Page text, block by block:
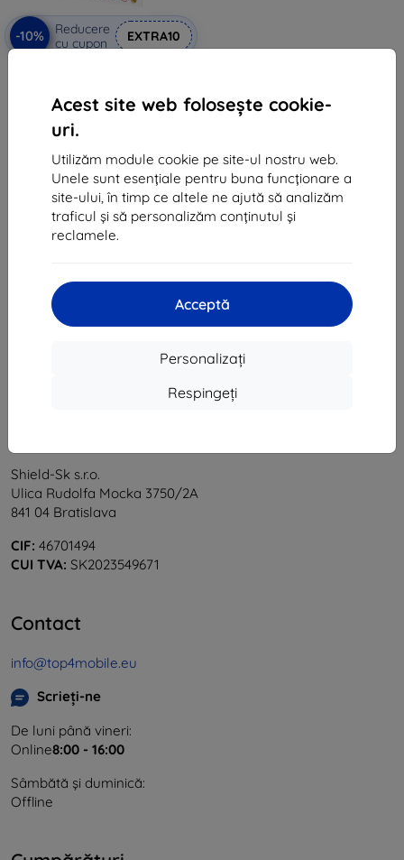
Acest site web folosește cookie-
uri.
Utilizăm module cookie pe site-ul nostru web.
Unele sunt esențiale pentru buna funcționare a
site-ului, în timp ce altele ne ajută să analizăm
traficul și să personalizăm conținutul și
reclamele.
Acceptă
Personalizați
Respingeți
-10%
Reducere
cu cupon
EXTRA10
de 10"
79 lei
71 lei
În stoc > 5 buc
din total
«
Shield-Sk s.r.o.
Ulica Rudolfa Mocka 3750/2A
841 04 Bratislava
CIF: 46701494
CUI TVA: SK2023549671
Contact
info@top4mobile.eu
Scrieți-ne
De luni până vineri:
Online8:00 - 16:00
Sâmbătă și duminică:
Offline